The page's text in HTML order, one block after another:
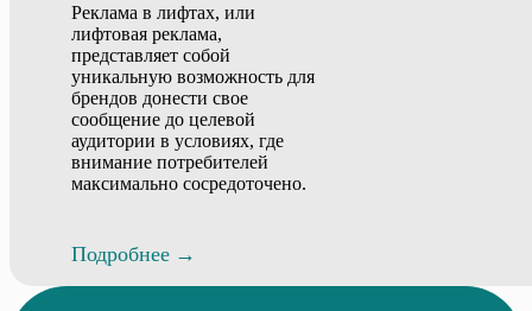
Реклама в лифтах, или
лифтовая реклама,
представляет собой
уникальную возможность для
брендов донести свое
сообщение до целевой
аудитории в условиях, где
внимание потребителей
максимально сосредоточено.
Подробнее